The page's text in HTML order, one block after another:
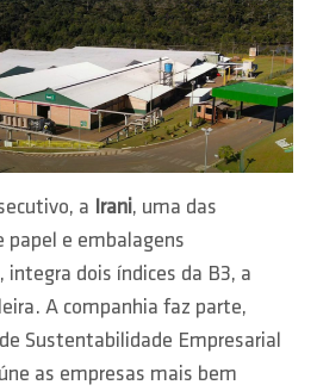
a Irani, uma das
papel e embalagens
dois índices da B3, a
A companhia faz parte,
Sustentabilidade Empresarial
as empresas mais bem